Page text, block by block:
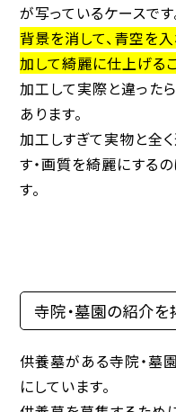
が写っているケースです
背景を消して、青空を
加して綺麗に仕上げる
加工して実際と違った
あります。
加工しすぎて実物と全
す・画質を綺麗にする
す。
寺院・墓園の紹介を
供養墓がある寺院・墓
にしています。